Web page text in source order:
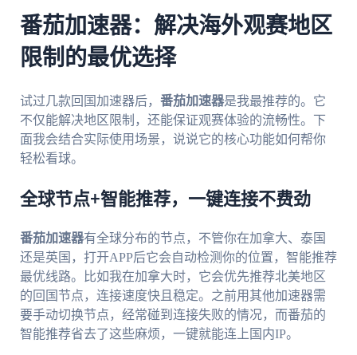
番茄加速器：解决海外观赛地区
限制的最优选择
试过几款回国加速器后， 番茄加速器是我最推荐的。它
不仅能解决地区限制，还能保证观赛体验的流畅性。下
面我会结合实际使用场景，说说它的核心功能如何帮你
轻松看球。
全球节点+智能推荐，一键连接不费劲
番茄加速器有全球分布的节点，不管你在加拿大、泰国
还是英国，打开APP后它会自动检测你的位置，智能推荐
最优线路。比如我在加拿大时，它会优先推荐北美地区
的回国节点，连接速度快且稳定。之前用其他加速器需
要手动切换节点，经常碰到连接失败的情况，而番茄的
智能推荐省去了这些麻烦，一键就能连上国内IP。